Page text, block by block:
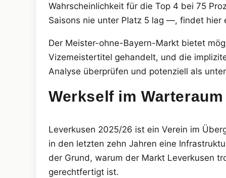
Wahrscheinlichkeit für die Top 4 bei 75
Saisons nie unter Platz 5 lag —, findet hier
Der Meister-ohne-Bayern-Markt bietet
Vizemeistertitel gehandelt, und die
Analyse überprüfen und potenziell als
Werkself im Warteraum
Leverkusen 2025/26 ist ein Verein im
in den letzten zehn Jahren eine
der Grund, warum der Markt Leverkusen
gerechtfertigt ist.